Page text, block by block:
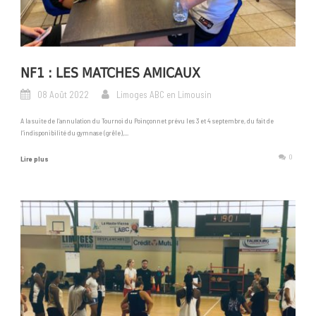
NF1 : LES MATCHES AMICAUX
08 Août 2022 Limoges ABC en Limousin
A la suite de l’annulation du Tournoi du Poinçonnet prévu les 3 et 4 septembre, du fait de
l’indisponibilité du gymnase (grêle),...
Lire plus 0